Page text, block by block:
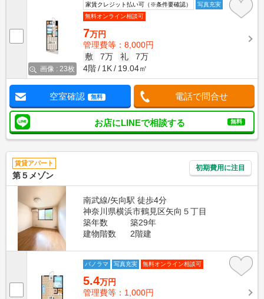
画像 : 23枚
家賃クレジット払い可（※条件要確認）
写真充実
無料オンライン相談可
7万円
管理費等：8,000円
敷
7万 礼
7万
4階
1K 19.04㎡
空室確認 無料 電話で問合せ
お店にLINEで相談する 無料
賃貸アパート
第５メゾン
初期費用に注目
南武線/矢向駅 徒歩4分
神奈川県横浜市鶴見区矢向５丁目
築年数
築29年
建物階数
2階建
パノラマ 写真充実 無料オンライン相談可
5.4万円
管理費等：1,000円